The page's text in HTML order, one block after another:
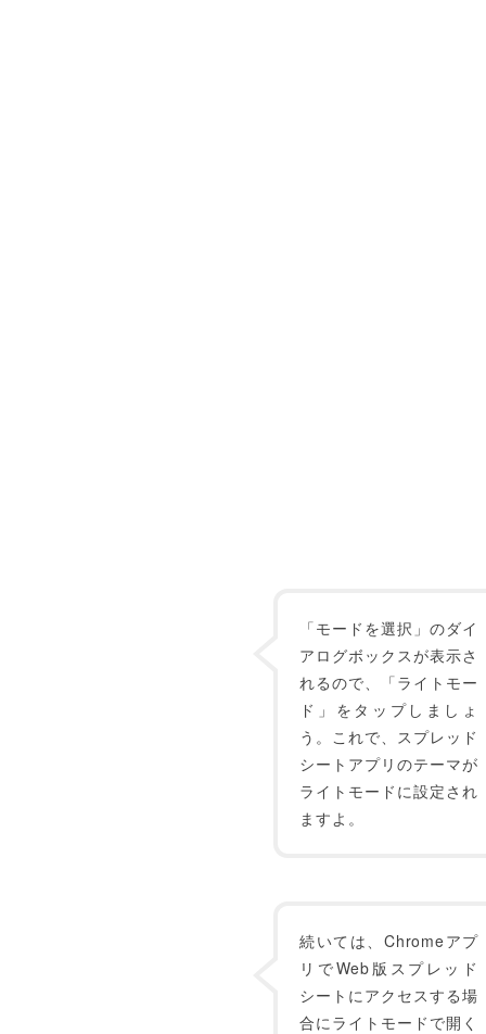
「モードを選択」のダイ
アログボックスが表示さ
れるので、「ライトモー
ド」をタップしましょ
う。これで、スプレッド
シートアプリのテーマが
ライトモードに設定され
ますよ。
続いては、Chromeアプ
リでWeb版スプレッド
シートにアクセスする場
合にライトモードで開く